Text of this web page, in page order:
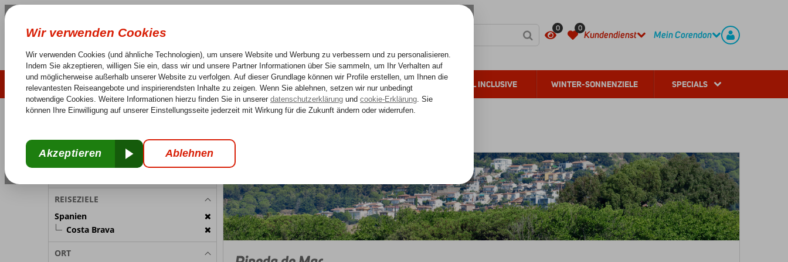
0 0
Kundendienst Mein Corendon
LAST MINUTE SOMMER 2026 SONNENZIELE FERNREISEN ALL INCLUSIVE WINTER-SONNENZIELE SPECIALS
Keine versteckten Kosten Sorglos Reisen 25 Jahre Erfahrung
REISETEILNEHMER
Zimmer 1: 2 Personen
REISEZIELE
Spanien
Costa Brava
ORT
Spanien